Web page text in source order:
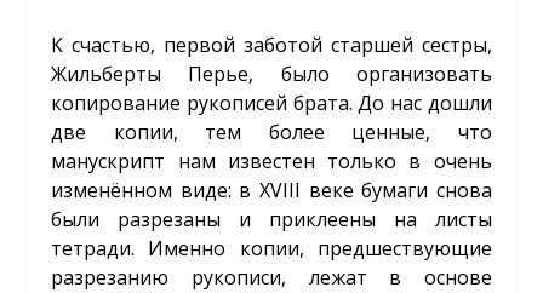
К счастью, первой заботой старшей сестры,
Жильберты Перье, было организовать
копирование рукописей брата. До нас дошли
две копии, тем более ценные, что
манускрипт нам известен только в очень
изменённом виде: в XVIII веке бумаги снова
были разрезаны и приклеены на листы
тетради. Именно копии, предшествующие
разрезанию рукописи, лежат в основе